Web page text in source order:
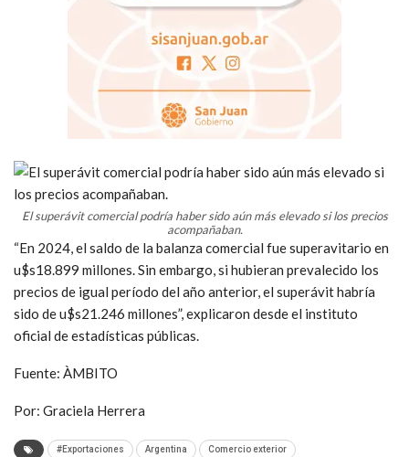
El superávit comercial podría haber sido aún más elevado si los precios
acompañaban.
“En 2024, el saldo de la balanza comercial fue superavitario en
u$s18.899 millones. Sin embargo, si hubieran prevalecido los
precios de igual período del año anterior, el superávit habría
sido de u$s21.246 millones”, explicaron desde el instituto
oficial de estadísticas públicas.
Fuente: ÀMBITO
Por: Graciela Herrera
#Exportaciones Argentina Comercio exterior